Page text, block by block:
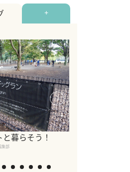
+
暮らそう！
集部